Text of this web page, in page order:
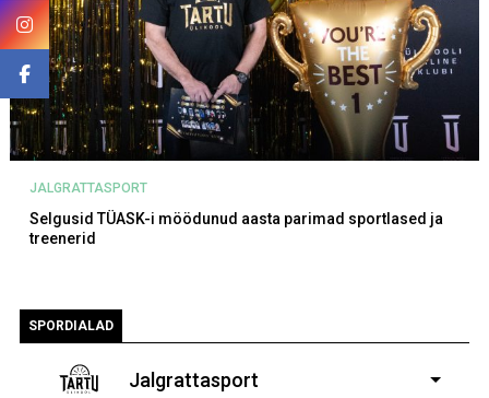
JALGRATTASPORT
Selgusid TÜASK-i möödunud aasta parimad sportlased ja
treenerid
SPORDIALAD
Jalgrattasport
soodustus 10% igale lapsele, kui ühest
perest osaleb spordiklubi treeningutel kaks või
enam last